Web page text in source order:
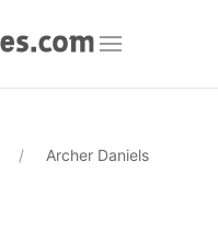
Archer Daniels